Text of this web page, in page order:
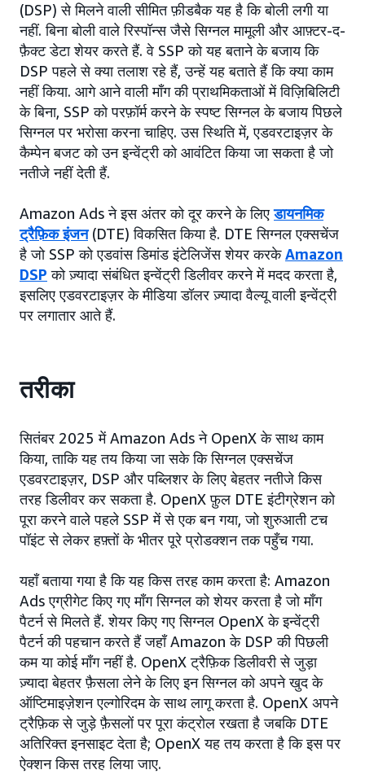
(DSP) से मिलने वाली सीमित फ़ीडबैक यह है कि बोली लगी या
नहीं. बिना बोली वाले रिस्पॉन्स जैसे सिग्नल मामूली और आफ़्टर-द-
फ़ैक्ट डेटा शेयर करते हैं. वे SSP को यह बताने के बजाय कि
DSP पहले से क्या तलाश रहे हैं, उन्हें यह बताते हैं कि क्या काम
नहीं किया. आगे आने वाली माँग की प्राथमिकताओं में विज़िबिलिटी
के बिना, SSP को परफ़ॉर्म करने के स्पष्ट सिग्नल के बजाय पिछले
सिग्नल पर भरोसा करना चाहिए. उस स्थिति में, एडवरटाइज़र के
कैम्पेन बजट को उन इन्वेंट्री को आवंटित किया जा सकता है जो
नतीजे नहीं देती हैं.
Amazon Ads ने इस अंतर को दूर करने के लिएडायनमिक
ट्रैफ़िक इंजन(DTE) विकसित किया है. DTE सिग्नल एक्सचेंज
है जो SSP को एडवांस डिमांड इंटेलिजेंस शेयर करकेAmazon
DSP को ज़्यादा संबंधित इन्वेंट्री डिलीवर करने में मदद करता है,
इसलिए एडवरटाइज़र के मीडिया डॉलर ज़्यादा वैल्यू वाली इन्वेंट्री
पर लगातार आते हैं.
तरीका
सितंबर 2025 में Amazon Ads ने OpenX के साथ काम
किया, ताकि यह तय किया जा सके कि सिग्नल एक्सचेंज
एडवरटाइज़र, DSP और पब्लिशर के लिए बेहतर नतीजे किस
तरह डिलीवर कर सकता है. OpenX फ़ुल DTE इंटीग्रेशन को
पूरा करने वाले पहले SSP में से एक बन गया, जो शुरुआती टच
पॉइंट से लेकर हफ़्तों के भीतर पूरे प्रोडक्शन तक पहुँच गया.
यहाँ बताया गया है कि यह किस तरह काम करता है: Amazon
Ads एग्रीगेट किए गए माँग सिग्नल को शेयर करता है जो माँग
पैटर्न से मिलते हैं. शेयर किए गए सिग्नल OpenX के इन्वेंट्री
पैटर्न की पहचान करते हैं जहाँ Amazon के DSP की पिछली
कम या कोई माँग नहीं है. OpenX ट्रैफ़िक डिलीवरी से जुड़ा
ज़्यादा बेहतर फ़ैसला लेने के लिए इन सिग्नल को अपने खुद के
ऑप्टिमाइज़ेशन एल्गोरिदम के साथ लागू करता है. OpenX अपने
ट्रैफ़िक से जुड़े फ़ैसलों पर पूरा कंट्रोल रखता है जबकि DTE
अतिरिक्त इनसाइट देता है; OpenX यह तय करता है कि इस पर
ऐक्शन किस तरह लिया जाए.